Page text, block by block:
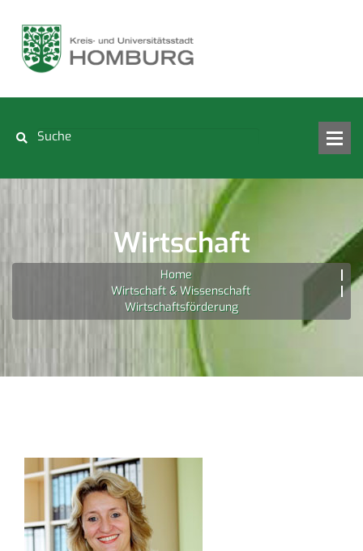
Wirtschaft
Home
Wirtschaft & Wissenschaft
Wirtschaftsförderung